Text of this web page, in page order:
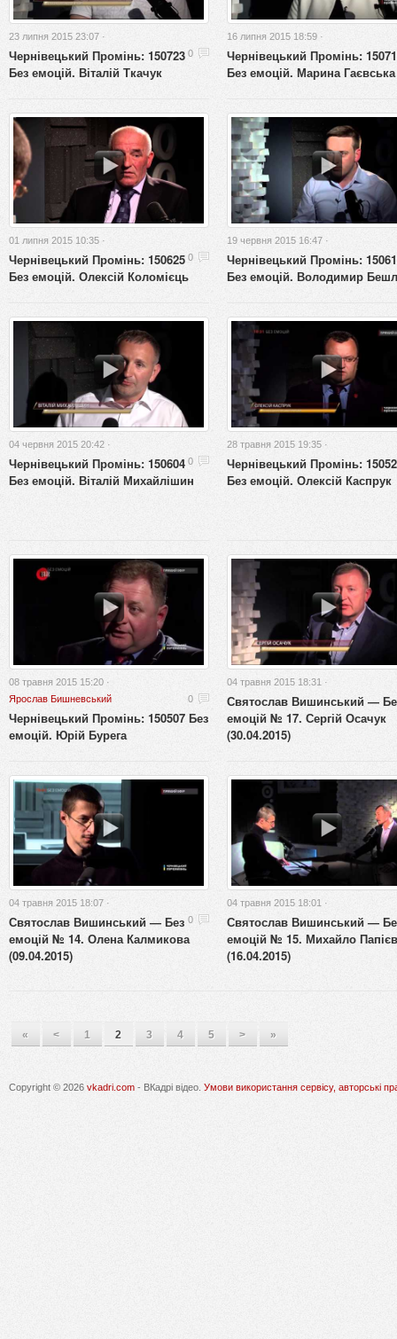
23 липня 2015 23:07 ·
0
Чернівецький Промінь: 150723
Без емоцій. Віталій Ткачук
16 липня 2015 18:59 ·
Чернівецький Промінь:
Без емоцій. Марина Гаєвська
01 липня 2015 10:35 ·
0
Чернівецький Промінь: 150625
Без емоцій. Олексій Коломієць
19 червня 2015 16:47 ·
Чернівецький Промінь:
Без емоцій. Володимир
04 червня 2015 20:42 ·
0
Чернівецький Промінь: 150604
Без емоцій. Віталій Михайлішин
28 травня 2015 19:35 ·
Чернівецький Промінь:
Без емоцій. Олексій Каспрук
08 травня 2015 15:20 ·
Ярослав Бишневський
0
Чернівецький Промінь: 150507 Без
емоцій. Юрій Бурега
04 травня 2015 18:31 ·
Святослав Вишинський —
емоцій № 17. Сергій Осачук
(30.04.2015)
04 травня 2015 18:07 ·
0
Святослав Вишинський — Без
емоцій № 14. Олена Калмикова
(09.04.2015)
04 травня 2015 18:01 ·
Святослав Вишинський —
емоцій № 15. Михайло Папієв
(16.04.2015)
« < 1 2 3 4 5 > »
Copyright © 2026 vkadri.com - ВКадрі відео. Умови використання сервісу, авторські